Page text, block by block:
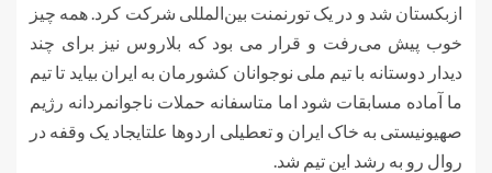
ازبکستان شد و در یک تورنمنت بین‌المللی شرکت کرد. همه چیز
خوب پیش می‌رفت و قرار می بود که بلاروس نیز برای چند
دیدار دوستانه با تیم ملی نوجوانان کشورمان به ایران بیاید تا تیم
ما آماده مسابقات شود اما متاسفانه حملات ناجوانمردانه رژیم
صهیونیستی به خاک ایران و تعطیلی اردوها علتایجاد یک وقفه در
روال رو به رشد این تیم شد.